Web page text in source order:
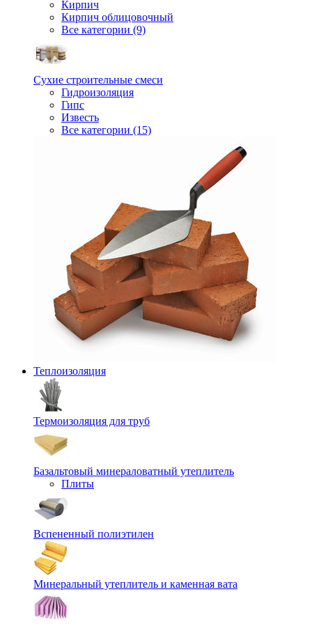
Кирпич
Кирпич облицовочный
Все категории (9)
Сухие строительные смеси
Гидроизоляция
Гипс
Известь
Все категории (15)
Теплоизоляция
Термоизоляция для труб
Базальтовый минераловатный утеплитель
Плиты
Вспененный полиэтилен
Минеральный утеплитель и каменная вата